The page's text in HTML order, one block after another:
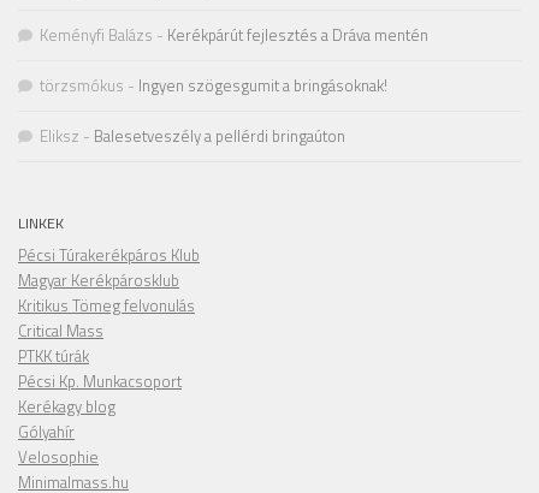
Keményfi Balázs - Kerékpárút fejlesztés a Dráva mentén
törzsmókus - Ingyen szögesgumit a bringásoknak!
Eliksz - Balesetveszély a pellérdi bringaúton
LINKEK
Pécsi Túrakerékpáros Klub
Magyar Kerékpárosklub
Kritikus Tömeg felvonulás
Critical Mass
PTKK túrák
Pécsi Kp. Munkacsoport
Kerékagy blog
Gólyahír
Velosophie
Minimalmass.hu